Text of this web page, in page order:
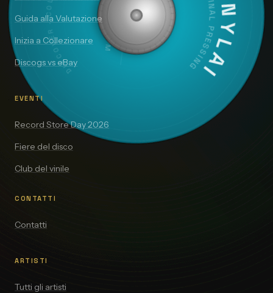
VINYLAI
ORIGINAL PRESSING
Guida alla Valutazione
Inizia a Collezionare
Discogs vs eBay
EVENTI
Record Store Day 2026
Fiere del disco
Club del vinile
CONTATTI
Contatti
ARTISTI
Tutti gli artisti